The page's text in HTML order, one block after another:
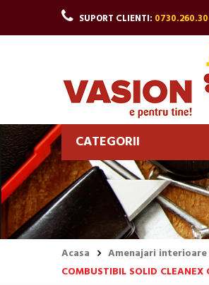
SUPORT CLIENTI:
CATEGORII
Acasa Amenajari
COMBUSTIBIL SOLID CLEANEX